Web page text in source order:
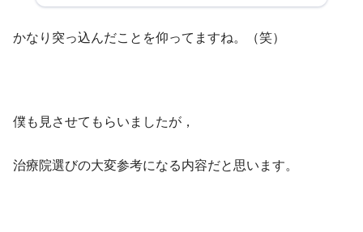
かなり突っ込んだことを仰ってますね。（笑）
僕も見させてもらいましたが，
治療院選びの大変参考になる内容だと思います。